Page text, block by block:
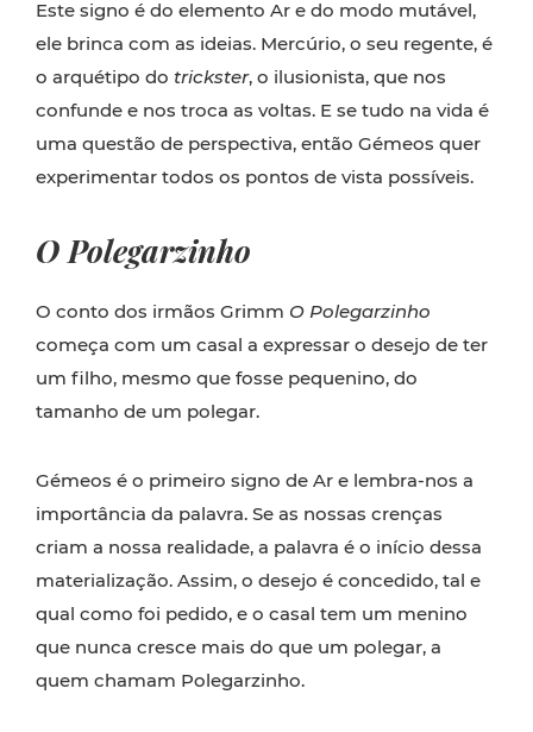
Este signo é do elemento Ar e do modo mutável,
ele brinca com as ideias. Mercúrio, o seu regente, é
o arquétipo do trickster, o ilusionista, que nos
confunde e nos troca as voltas. E se tudo na vida é
uma questão de perspectiva, então Gémeos quer
experimentar todos os pontos de vista possíveis.
O Polegarzinho
O conto dos irmãos Grimm O Polegarzinho
começa com um casal a expressar o desejo de ter
um filho, mesmo que fosse pequenino, do
tamanho de um polegar.
Gémeos é o primeiro signo de Ar e lembra-nos a
importância da palavra. Se as nossas crenças
criam a nossa realidade, a palavra é o início dessa
materialização. Assim, o desejo é concedido, tal e
qual como foi pedido, e o casal tem um menino
que nunca cresce mais do que um polegar, a
quem chamam Polegarzinho.